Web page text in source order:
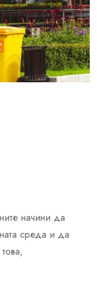
начини да
среда и да